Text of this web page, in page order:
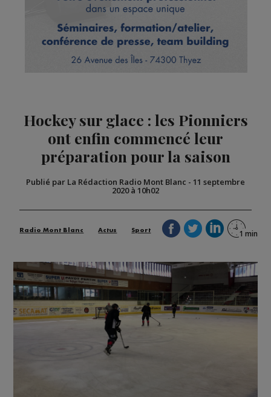
Hockey sur glace : les Pionniers
ont enfin commencé leur
préparation pour la saison
Publié par La Rédaction Radio Mont Blanc - 11 septembre
2020 à 10h02
Radio Mont Blanc Actus Sport